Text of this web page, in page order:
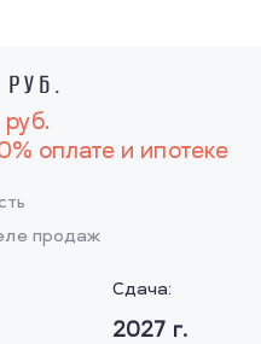
РУБ.
руб.
оплате и ипотеке
продаж
Сдача:
2027 г.